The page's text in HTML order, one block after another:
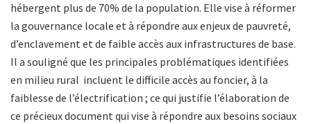
hébergent plus de 70% de la population. Elle vise à réformer
la gouvernance locale et à répondre aux enjeux de pauvreté,
d’enclavement et de faible accès aux infrastructures de base.
Il a souligné que les principales problématiques identifiées
en milieu rural incluent le difficile accès au foncier, à la
faiblesse de l’électrification ; ce qui justifie l’élaboration de
ce précieux document qui vise à répondre aux besoins sociaux